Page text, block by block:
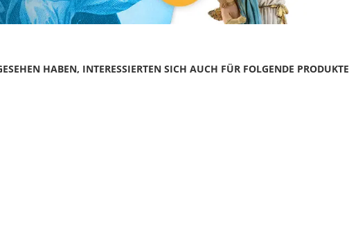
HABEN, INTERESSIERTEN SICH AUCH FÜR FOLGENDE PRODUKTE